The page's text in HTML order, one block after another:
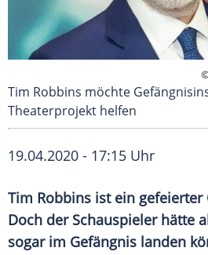
Tim Robbins möchte
Theaterprojekt helfen
19.04.2020 - 17:15 Uhr
Tim Robbins ist ein gefeierter
Doch der Schauspieler hätte
sogar im Gefängnis landen